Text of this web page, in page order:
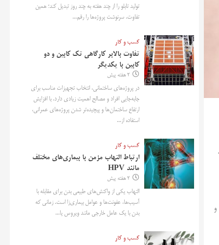
تولید تابلو را از چند هفته به چند روز تبدیل کند؛ همین
تفاوت، سرنوشت پروژه‌ها را رقم...
کسب و کار
تفاوت بالابر کارگاهی تک کابین و دو
کابین با یکدیگر
2 هفته پیش
در پروژه‌های ساختمانی، انتخاب تجهیزات مناسب برای
جابه‌جایی افراد و مصالح اهمیت زیادی دارد. با افزایش
ارتفاع ساختمان‌ها و پیچیده‌تر شدن پروژه‌های عمرانی،
استفاده از...
کسب و کار
ارتباط التهاب مزمن با بیماری‌های مختلف
مانند HPV
2 هفته پیش
التهاب یکی از واکنش‌های طبیعی بدن برای مقابله با
آسیب‌ها، عفونت‌ها و عوامل بیماری‌زا است. زمانی که
بدن با یک عامل خارجی مانند ویروس یا...
کسب و کار